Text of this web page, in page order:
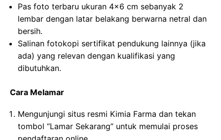
Pas foto terbaru ukuran 4×6 cm sebanyak 2
lembar dengan latar belakang berwarna netral dan
bersih.
Salinan fotokopi sertifikat pendukung lainnya (jika
ada) yang relevan dengan kualifikasi yang
dibutuhkan.
Cara Melamar
Mengunjungi situs resmi Kimia Farma dan tekan
tombol “Lamar Sekarang” untuk memulai proses